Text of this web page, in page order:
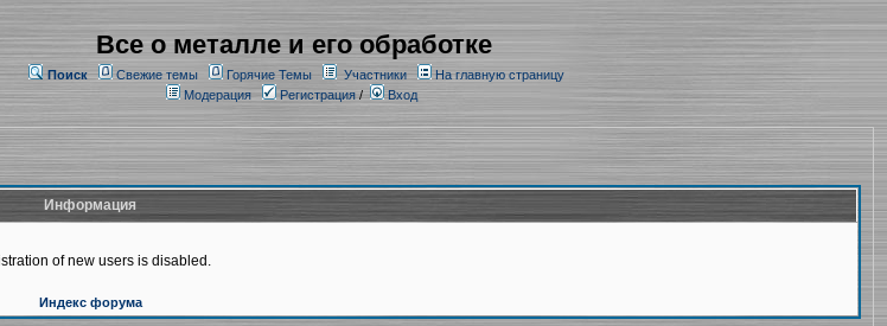
Все о металле и его обработке
Поиск Свежие темы Горячие Темы Участники
На главную страницу
Модерация
Регистрация/ Вход
Информация
of new users is disabled.
Индекс форума